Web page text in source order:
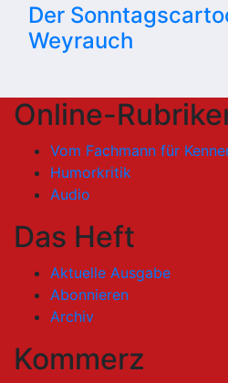
Der
Weyrauch
Online-
Vom Fachmann für
Humorkritik
Audio
Das Heft
Aktuelle Ausgabe
Abonnieren
Archiv
Kommerz